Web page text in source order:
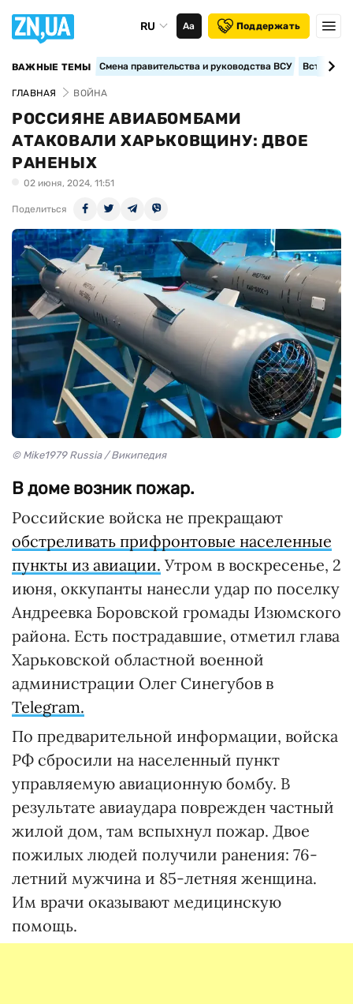
RU Аа Поддержать
ВАЖНЫЕ ТЕМЫ Смена правительства и руководства ВСУ
ГЛАВНАЯ ВОЙНА
РОССИЯНЕ АВИАБОМБАМИ
АТАКОВАЛИ ХАРЬКОВЩИНУ: ДВОЕ
РАНЕНЫХ
02 июня, 2024, 11:51
Поделиться
© Mike1979 Russia / Википедия
В доме возник пожар.
Российские войска не прекращают
обстреливать прифронтовые населенные
пункты из авиации. Утром в воскресенье, 2
июня, оккупанты нанесли удар по поселку
Андреевка Боровской громады Изюмского
района. Есть пострадавшие, отметил глава
Харьковской областной военной
администрации Олег Синегубов в
Telegram.
По предварительной информации, войска
РФ сбросили на населенный пункт
управляемую авиационную бомбу. В
результате авиаудара поврежден частный
жилой дом, там вспыхнул пожар. Двое
пожилых людей получили ранения: 76-
летний мужчина и 85-летняя женщина.
Им врачи оказывают медицинскую
помощь.